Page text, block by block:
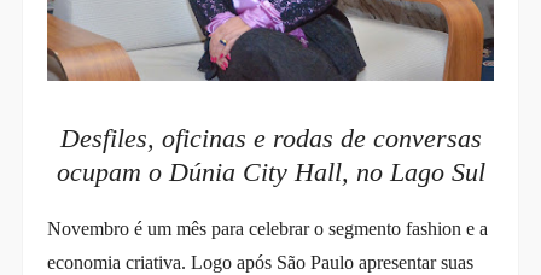
Desfiles, oficinas e rodas de conversas
ocupam o Dúnia City Hall, no Lago Sul
Novembro é um mês para celebrar o segmento fashion e a
economia criativa. Logo após São Paulo apresentar suas